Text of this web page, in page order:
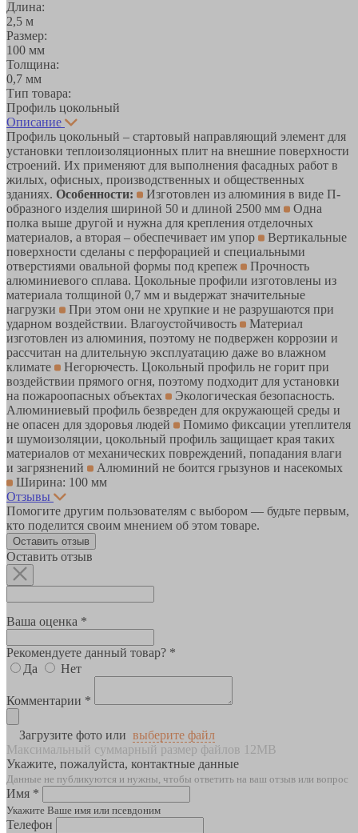
Длина:
2,5 м
Размер:
100 мм
Толщина:
0,7 мм
Тип товара:
Профиль цокольный
Описание
Профиль цокольный – стартовый направляющий элемент для
установки теплоизоляционных плит на внешние поверхности
строений. Их применяют для выполнения фасадных работ в
жилых, офисных, производственных и общественных
зданиях. Особенности:
Изготовлен из алюминия в виде П-
образного изделия шириной 50 и длиной 2500 мм
Одна
полка выше другой и нужна для крепления отделочных
материалов, а вторая – обеспечивает им упор
Вертикальные
поверхности сделаны с перфорацией и специальными
отверстиями овальной формы под крепеж
Прочность
алюминиевого сплава. Цокольные профили изготовлены из
материала толщиной 0,7 мм и выдержат значительные
нагрузки
При этом они не хрупкие и не разрушаются при
ударном воздействии. Влагоустойчивость
Материал
изготовлен из алюминия, поэтому не подвержен коррозии и
рассчитан на длительную эксплуатацию даже во влажном
климате
Негорючесть. Цокольный профиль не горит при
воздействии прямого огня, поэтому подходит для установки
на пожароопасных объектах
Экологическая безопасность.
Алюминиевый профиль безвреден для окружающей среды и
не опасен для здоровья людей
Помимо фиксации утеплителя
и шумоизоляции, цокольный профиль защищает края таких
материалов от механических повреждений, попадания влаги
и загрязнений
Алюминий не боится грызунов и насекомых
Ширина: 100 мм
Отзывы
Помогите другим пользователям с выбором — будьте первым,
кто поделится своим мнением об этом товаре.
Оставить отзыв
Оставить отзыв
Ваша оценка *
Рекомендуете данный товар? *
Да
Нет
Комментарии *
Загрузите фото или выберите файл
Максимальный суммарный размер файлов 12MB
Укажите, пожалуйста, контактные данные
Данные не публикуются и нужны, чтобы ответить на ваш отзыв или вопрос
Имя *
Укажите Ваше имя или псевдоним
Телефон